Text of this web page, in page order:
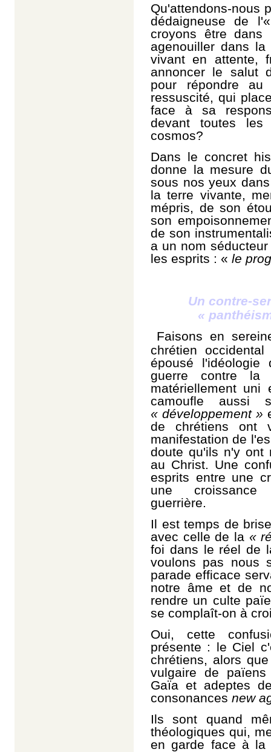
Qu'attendons-nous
dédaigneuse de
croyons être dans
agenouiller dans
vivant en attente,
annoncer le salut
pour répondre
ressuscité, qui
face à sa
devant toutes les
cosmos?
Dans le concret
donne la mesure
sous nos yeux
la terre vivante,
mépris, de son
son
de son
a un nom
les esprits : « le
Un contre-
«
Faisons en
chrétien
épousé
guerre contre
matériellement
camoufle aussi
« développement »
de chrétiens
manifestation de
doute qu'ils n'y ont
au Christ. Une
esprits entre une
une
guerrière.
Il est temps de
avec celle de la «
foi dans le réel de
voulons pas nous
parade efficace
notre âme et de
rendre un culte
se complaît-on à
Oui, cette
présente : le Ciel
chrétiens, alors
vulgaire de
Gaïa et adeptes
consonances new
Ils sont quand
théologiques qui,
en garde face à la